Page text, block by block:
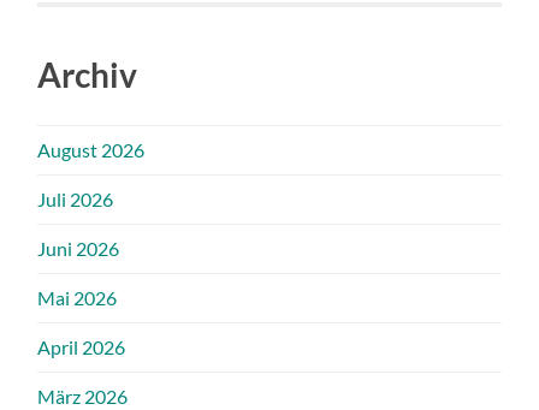
Archiv
August 2026
Juli 2026
Juni 2026
Mai 2026
April 2026
März 2026